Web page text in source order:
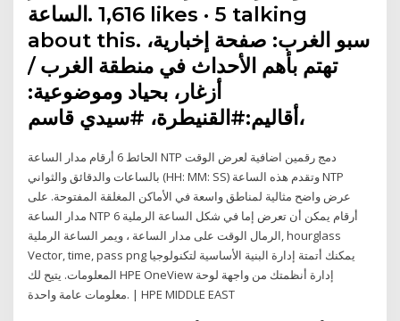
الساعة.‎ 1,616 likes · 5 talking
about this. ‎سبو الغرب: صفحة إخبارية،
تهتم بأهم الأحداث في منطقة الغرب /
أزغار، بحياد وموضوعية:
أقاليم:#القنيطرة، #سيدي قاسم،
الحائط 6 أرقام مدار الساعة NTP دمج رقمين اضافية لعرض الوقت
بالساعات والدقائق والثواني (HH: MM: SS) وتقدم هذه الساعة NTP
عرض واضح مثالية لمناطق واسعة في الأماكن المغلقة المفتوحة. على
مدار الساعة NTP 6 أرقام يمكن أن تعرض إما في شكل الساعة الرملية
الرمال الوقت على مدار الساعة ، ويمر الساعة الرملية, hourglass
Vector, time, pass png يمكنك أتمتة إدارة البنية الأساسية لتكنولوجيا
المعلومات. يتيح لك HPE OneView إدارة أنظمتك من واجهة لوحة
معلومات عامة واحدة. | HPE MIDDLE EAST